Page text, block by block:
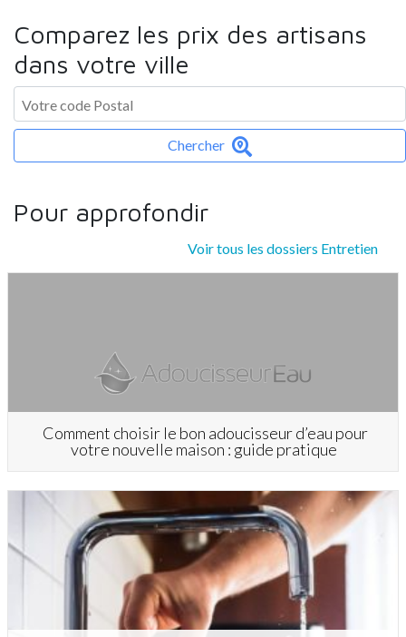
Comparez les prix des artisans
dans votre ville
Chercher
Pour approfondir
Voir tous les dossiers Entretien
Comment choisir le bon adoucisseur d’eau pour
votre nouvelle maison : guide pratique